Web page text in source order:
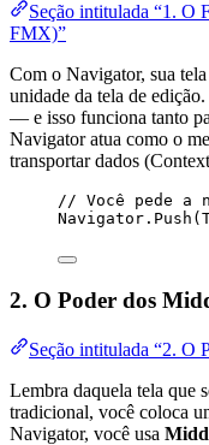
Seção intitulada “1.
FMX)”
Com o Navigator, sua
unidade da tela de
— e isso funciona tanto
Navigator atua como o
transportar dados
// Você pede a
2. O Poder dos
Seção intitulada “2. O
Lembra daquela tela que
tradicional, você coloca
Navigator, você usa